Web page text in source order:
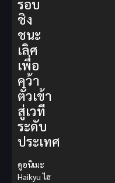
รอบ
ชิง
ชนะ
เลิศ
เพื่อ
คว้า
ตั๋วเข้า
สู่เวที
ระดับ
ประเทศ
ดูอนิเมะ
Haikyu ไฮ